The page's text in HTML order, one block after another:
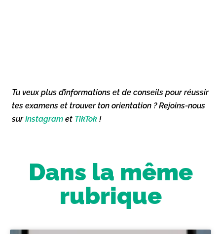
Tu veux plus d’informations et de conseils pour réussir
tes examens et trouver ton orientation ? Rejoins-nous
surInstagram et TikTok !
Dans la même
rubrique